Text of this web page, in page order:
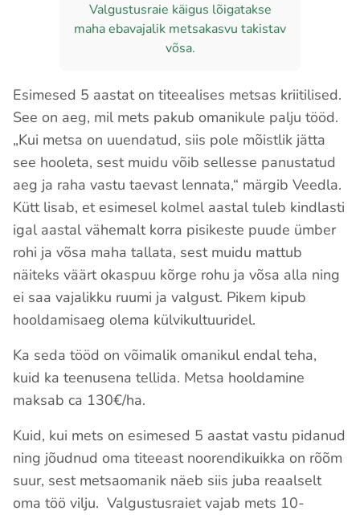
Valgustusraie käigus lõigatakse
maha ebavajalik metsakasvu takistav
võsa.
Esimesed 5 aastat on titeealises metsas kriitilised.
See on aeg, mil mets pakub omanikule palju tööd.
„Kui metsa on uuendatud, siis pole mõistlik jätta
see hooleta, sest muidu võib sellesse panustatud
aeg ja raha vastu taevast lennata,“ märgib Veedla.
Kütt lisab, et esimesel kolmel aastal tuleb kindlasti
igal aastal vähemalt korra pisikeste puude ümber
rohi ja võsa maha tallata, sest muidu mattub
näiteks väärt okaspuu kõrge rohu ja võsa alla ning
ei saa vajalikku ruumi ja valgust. Pikem kipub
hooldamisaeg olema külvikultuuridel.
Ka seda tööd on võimalik omanikul endal teha,
kuid ka teenusena tellida. Metsa hooldamine
maksab ca 130€/ha.
Kuid, kui mets on esimesed 5 aastat vastu pidanud
ning jõudnud oma titeeast noorendikuikka on rõõm
suur, sest metsaomanik näeb siis juba reaalselt
oma töö vilju. Valgustusraiet vajab mets 10-